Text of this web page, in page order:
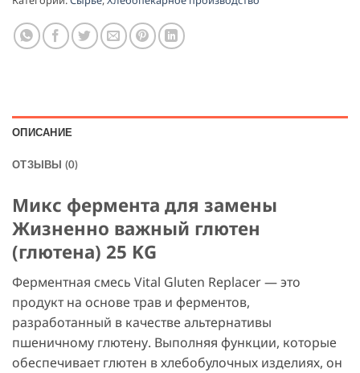
ОПИСАНИЕ
ОТЗЫВЫ (0)
Микс фермента для замены
Жизненно важный глютен
(глютена) 25 KG
Ферментная смесь Vital Gluten Replacer — это
продукт на основе трав и ферментов,
разработанный в качестве альтернативы
пшеничному глютену. Выполняя функции, которые
обеспечивает глютен в хлебобулочных изделиях, он